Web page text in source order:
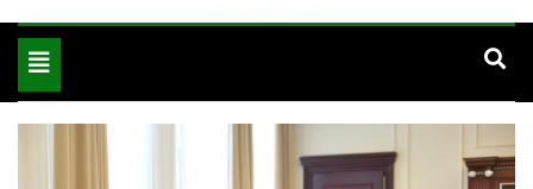
"Дружба" — газета
района РА
Красногвардейского района Республики Адыгея
Toggle
navigation